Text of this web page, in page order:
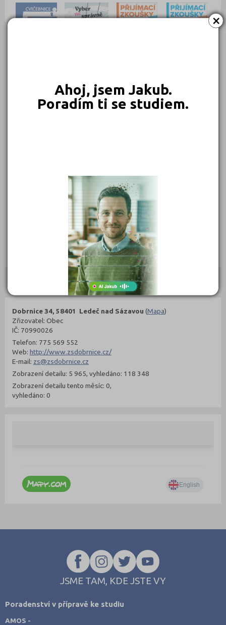
×
Ahoj, jsem Jakub.
Poradím ti se studiem.
299 Kč
Objednat
Dobrnice 34, 58401 Ledeč nad Sázavou (Mapa)
Zřizovatel: Obec
IČ: 70990026
Telefon: 775 569 552
Web: http://www.zsdobrnice.cz/
E-mail: zs@zsdobrnice.cz
Zobrazení detailu: 5 965, vyhledáno: 118 348
Zobrazení detailu tento měsíc: 0,
vyhledáno: 0
JSME TAM, KDE JSTE VY
Poradenství v přípravě ke studiu
AMOS -